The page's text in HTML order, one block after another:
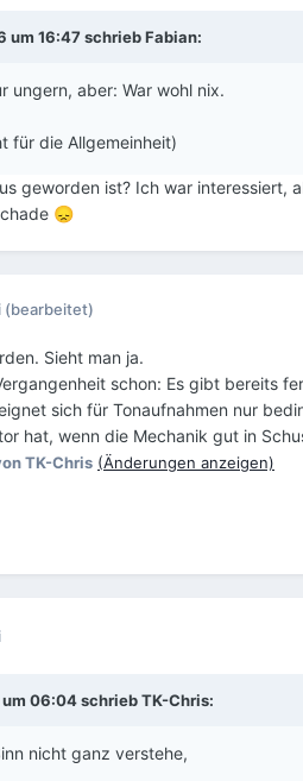
um 16:47 schriebFabian:
ungern, aber: War wohl nix.
für die Allgemeinheit)
geworden ist? Ich war interessiert,
😞
(bearbeitet)
Sieht man ja.
schon: Es gibt bereits
sich für Tonaufnahmen nur
hat, wenn die Mechanik gut in
TK-Chris (Änderungen anzeigen)
06:04 schriebTK-Chris:
nicht ganz verstehe,